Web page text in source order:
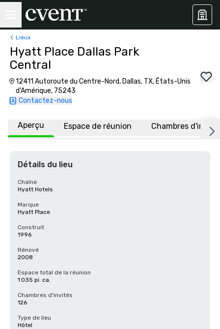
Lieux
Hyatt Place Dallas Park
Central
12411 Autoroute du Centre-Nord, Dallas, TX, États-Unis
d'Amérique, 75243
Contactez-nous
Aperçu Espace de réunion Chambres
Détails du lieu
Chaîne
Hyatt Hotels
Marque
Hyatt Place
Construit
1996
Rénové
2008
Espace total de la réunion
1 035 pi. ca.
Chambres d'invités
126
Type de lieu
Hôtel